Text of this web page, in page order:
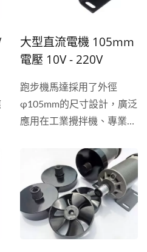
大型直流電機 105mm
電壓 10V - 220V
馬達
跑步機馬達採用了外徑
φ105mm的尺寸設計，廣泛
應用在工業攪拌機、專業跑
篷系統上，可依照需求調整
電壓可操作範圍為10V～
220V，祥能精機馬力調整
至1.25HP更符合商業與休
閒用途，產品特性為高穩定
性、高輸出、低噪音、低升